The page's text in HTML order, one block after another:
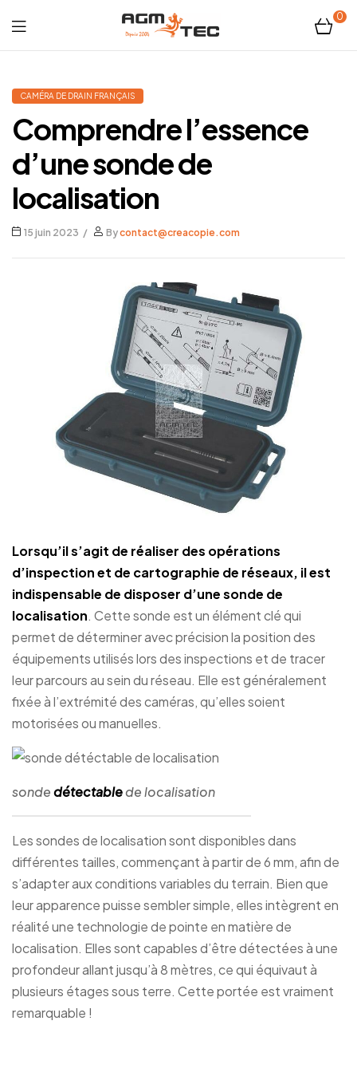
Tubicam®
XL
–
Caméra
d'inspection
Ø50
mm
0
CAMÉRA DE DRAIN FRANÇAIS
Comprendre l’essence
d’une sonde de
localisation
15 juin 2023 Bycontact@creacopie.com
Lorsqu’il s’agit de réaliser des opérations
d’inspection et de cartographie de réseaux, il est
indispensable de disposer d’unesonde de
localisation. Cette sonde est un élément clé qui
permet de déterminer avec précision la position des
équipements utilisés lors des inspections et de tracer
leur parcours au sein du réseau. Elle est généralement
fixée à l’extrémité des caméras, qu’elles soient
motorisées ou manuelles.
sondedétectablede localisation
Les sondes de localisation sont disponibles dans
différentes tailles, commençant à partir de 6 mm, afin de
s’adapter aux conditions variables du terrain. Bien que
leur apparence puisse sembler simple, elles intègrent en
réalité une technologie de pointe en matière de
localisation. Elles sont capables d’être détectées à une
profondeur allant jusqu’à 8 mètres, ce qui équivaut à
plusieurs étages sous terre. Cette portée est vraiment
remarquable !